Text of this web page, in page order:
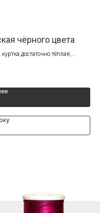
чёрного цвета
достаточно тёплая,